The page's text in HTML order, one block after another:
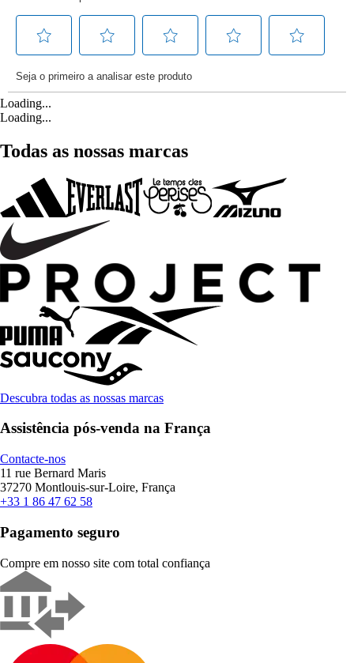
Loading...
Loading...
Todas as nossas marcas
Descubra todas as nossas marcas
Assistência pós-venda na França
Contacte-nos
11 rue Bernard Maris
37270 Montlouis-sur-Loire, França
+33 1 86 47 62 58
Pagamento seguro
Compre em nosso site com total confiança